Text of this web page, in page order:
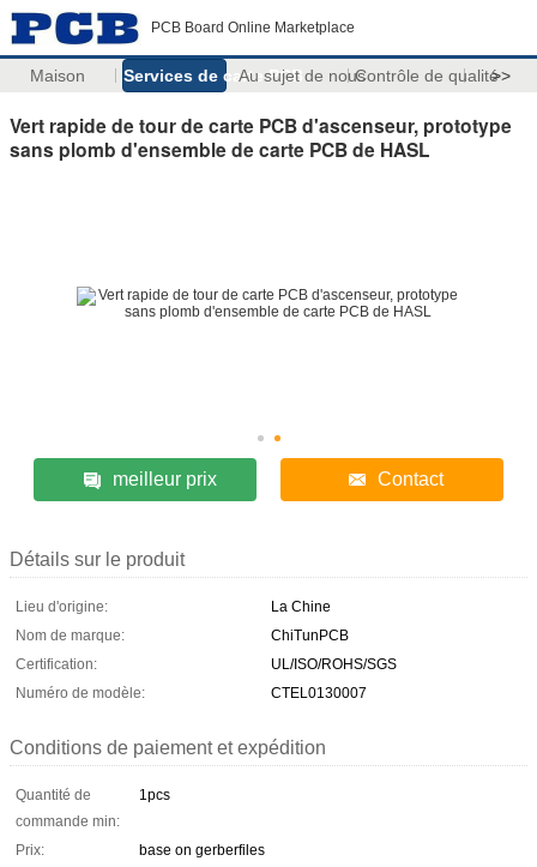
PCB Board Online Marketplace
Maison Services de carte PCBAu sujet de nousContrôle de qualité>>
Vert rapide de tour de carte PCB d'ascenseur, prototype
sans plomb d'ensemble de carte PCB de HASL
meilleur prix Contact
Détails sur le produit
Lieu d'origine:
La Chine
Nom de marque:
ChiTunPCB
Certification:
UL/ISO/ROHS/SGS
Numéro de modèle:
CTEL0130007
Conditions de paiement et expédition
Quantité de
commande min:
1pcs
Prix:
base on gerberfiles